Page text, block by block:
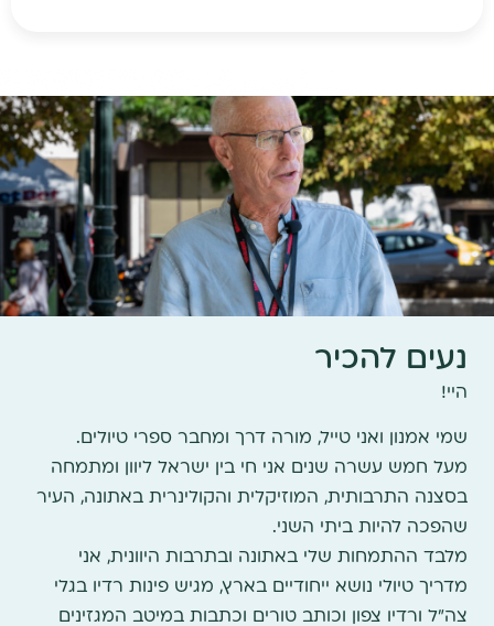
נעים להכיר
היי!
שמי אמנון ואני טייל, מורה דרך ומחבר ספרי טיולים.
מעל חמש עשרה שנים אני חי בין ישראל ליוון ומתמחה
בסצנה התרבותית, המוזיקלית והקולינרית באתונה, העיר
שהפכה להיות ביתי השני.
מלבד ההתמחות שלי באתונה ובתרבות היוונית, אני
מדריך טיולי נושא ייחודיים בארץ, מגיש פינות רדיו בגלי
צה"ל ורדיו צפון וכותב טורים וכתבות במיטב המגזינים